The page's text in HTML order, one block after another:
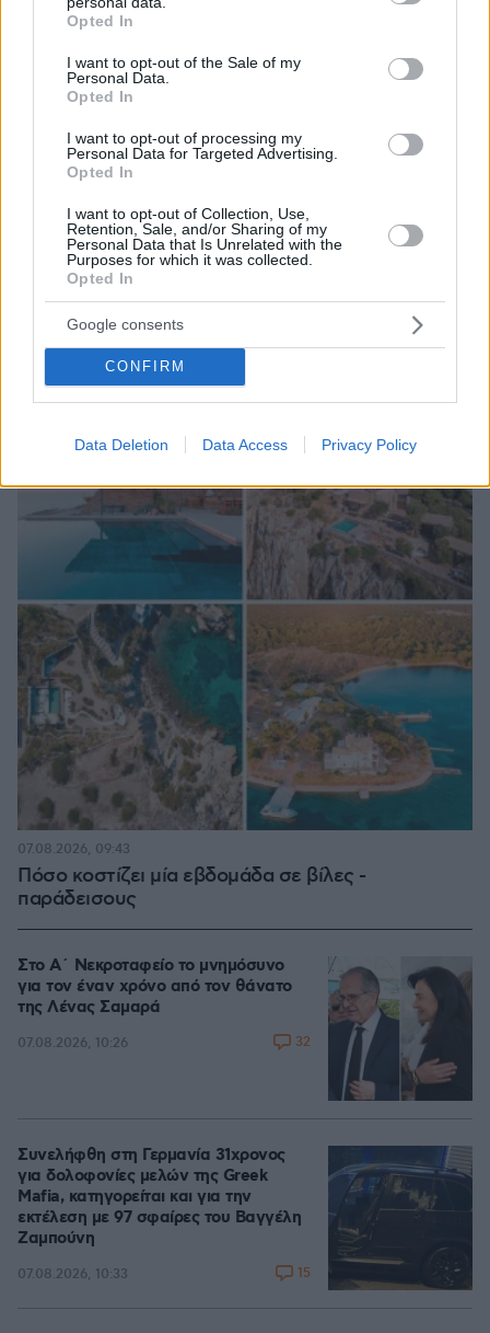
grant or deny consent to Google and its third-party tags to
use your data for below specified purposes in below Google
consent section.
Opted In
I want to opt-out of the Sale of my
Personal Data.
Opted In
I want to opt-out of processing my
Personal Data for Targeted Advertising.
Opted In
I want to opt-out of Collection, Use,
Retention, Sale, and/or Sharing of my
Personal Data that Is Unrelated with the
Purposes for which it was collected.
Opted In
Google consents
CONFIRM
Data Deletion Data Access Privacy Policy
«Δεν το πιστεύουμε», λένε οι Αμερικανοί που
υιοθέτησαν τον Αφγανό στη Λέσβο - Η αρχική
εκδοχή για το φονικό στην Κυψέλη και η σιωπή
στην απολογία
07.08.2026, 07:19
Πόσο κοστίζει μία εβδομάδα σε βίλες -
παράδεισους
07.08.2026, 09:43
Στο Α΄ Νεκροταφείο το μνημόσυνο
για τον έναν χρόνο από τον θάνατο
της Λένας Σαμαρά
07.08.2026, 10:26 32
Συνελήφθη στη Γερμανία 31χρονος
για δολοφονίες μελών της Greek
Mafia, κατηγορείται και για την
εκτέλεση με 97 σφαίρες του Βαγγέλη
Ζαμπούνη
07.08.2026, 10:33 15